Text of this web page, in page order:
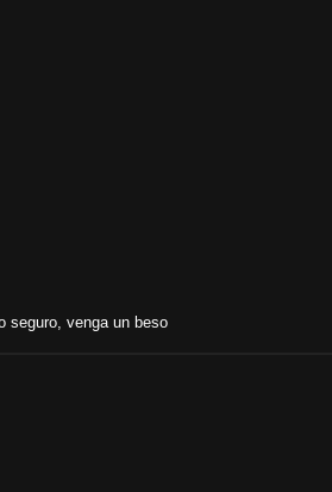
seguro, venga un beso